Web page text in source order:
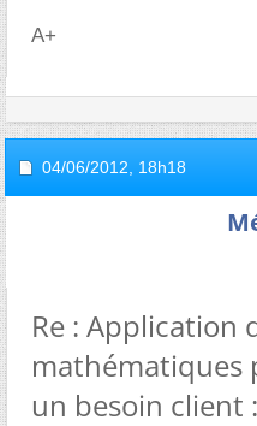
A+
04/06/2012, 18h18
Re : Application
mathématiques
un besoin client